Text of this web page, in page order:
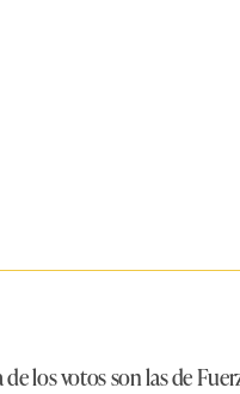
los votos son las de